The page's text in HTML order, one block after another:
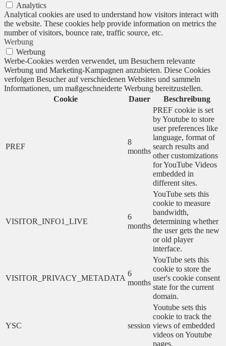
Analytics
Analytical cookies are used to understand how visitors interact with
the website. These cookies help provide information on metrics the
number of visitors, bounce rate, traffic source, etc.
Werbung
Werbung
Werbe-Cookies werden verwendet, um Besuchern relevante
Werbung und Marketing-Kampagnen anzubieten. Diese Cookies
verfolgen Besucher auf verschiedenen Websites und sammeln
Informationen, um maßgeschneiderte Werbung bereitzustellen.
Cookie
Dauer Beschreibung
PREF
8
months
PREF cookie is set
by Youtube to store
user preferences like
language, format of
search results and
other customizations
for YouTube Videos
embedded in
different sites.
VISITOR_INFO1_LIVE
6
months
YouTube sets this
cookie to measure
bandwidth,
determining whether
the user gets the new
or old player
interface.
VISITOR_PRIVACY_METADATA
6
months
YouTube sets this
cookie to store the
user's cookie consent
state for the current
domain.
YSC session
Youtube sets this
cookie to track the
views of embedded
videos on Youtube
pages.